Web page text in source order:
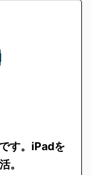
す。 iPadを
。